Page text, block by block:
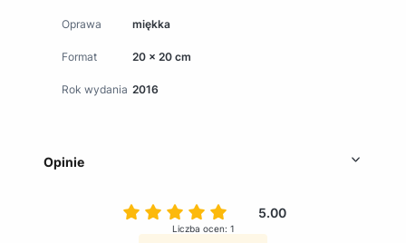
Oprawa miękka
Format 20 x 20 cm
Rok wydania 2016
Opinie
5.00
Liczba ocen: 1